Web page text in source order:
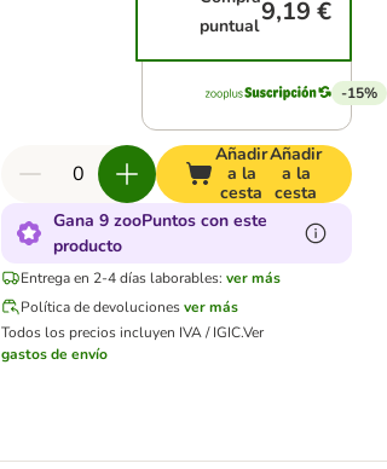
puntual9,19 €
-15%
Añadir
a la
cesta
Añadir
a la
cesta
Gana 9 zooPuntos con este
producto
Entrega en 2-4 días laborables: ver más
Política de devolucionesver más
Todos los precios incluyen IVA / IGIC.Ver
gastos de envío